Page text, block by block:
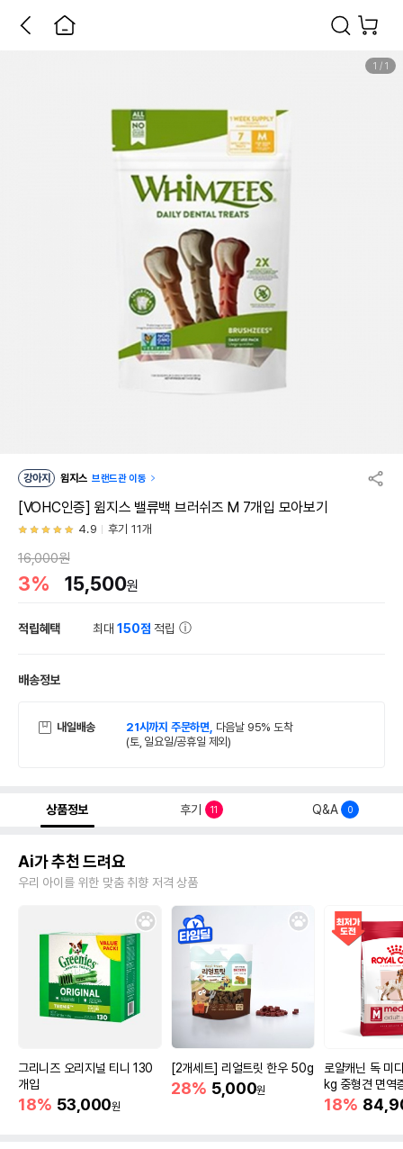
1 / 1
강아지 윔지스 브랜드관 이동
[VOHC인증] 윔지스 밸류백 브러쉬즈 M 7개입 모아보기
4.9 후기 11개
16,000원
3% 15,500원
적립혜택 최대150점 적립
배송정보
내일배송 21시까지 주문하면, 다음날 95% 도착
(토, 일요일/공휴일 제외)
상품정보 후기 11 Q&A 0
Ai가 추천 드려요
우리 아이를 위한 맞춤 취향 저격 상품
그리니즈 오리지널 티니 130
개입
18% 53,000원
[2개세트] 리얼트릿 한우 50g
28% 5,000원
로얄캐닌 독 미
kg 중형견 면역
18%